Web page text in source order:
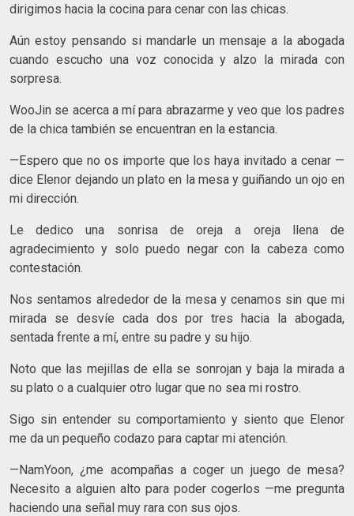
dirigimos hacia la cocina para cenar con las chicas.
Aún estoy pensando si mandarle un mensaje a la abogada
cuando escucho una voz conocida y alzo la mirada con
sorpresa.
WooJin se acerca a mí para abrazarme y veo que los padres
de la chica también se encuentran en la estancia.
—Espero que no os importe que los haya invitado a cenar —
dice Elenor dejando un plato en la mesa y guiñando un ojo en
mi dirección.
Le dedico una sonrisa de oreja a oreja llena de
agradecimiento y solo puedo negar con la cabeza como
contestación.
Nos sentamos alrededor de la mesa y cenamos sin que mi
mirada se desvíe cada dos por tres hacia la abogada,
sentada frente a mí, entre su padre y su hijo.
Noto que las mejillas de ella se sonrojan y baja la mirada a
su plato o a cualquier otro lugar que no sea mi rostro.
Sigo sin entender su comportamiento y siento que Elenor
me da un pequeño codazo para captar mi atención.
—NamYoon, ¿me acompañas a coger un juego de mesa?
Necesito a alguien alto para poder cogerlos —me pregunta
haciendo una señal muy rara con sus ojos.